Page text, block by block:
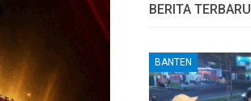
BERITA TERBARU
BANTEN